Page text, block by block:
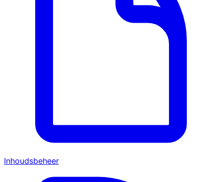
Inhoudsbeheer